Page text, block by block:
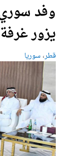
وفد
يزور
قطر،سوريا